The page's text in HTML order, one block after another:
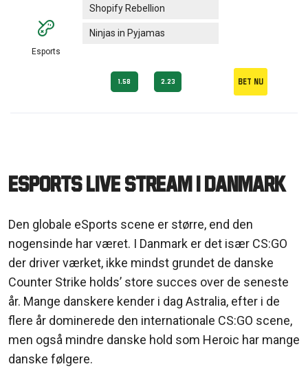
Esports
Shopify Rebellion
Ninjas in Pyjamas
1.58 2.23 Bet nu
Esports Live Stream i Danmark
Den globale eSports scene er større, end den
nogensinde har været. I Danmark er det især CS:GO
der driver værket, ikke mindst grundet de danske
Counter Strike holds’ store succes over de seneste
år. Mange danskere kender i dag Astralia, efter i de
flere år dominerede den internationale CS:GO scene,
men også mindre danske hold som Heroic har mange
danske følgere.